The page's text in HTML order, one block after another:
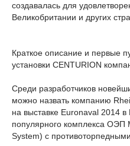
создавалась для
Великобритании и других
Краткое описание и первые
установки CENTURION
Среди разработчиков
можно назвать компанию
на выставке Euronaval 2014
популярного комплекса ОЭП
System) с